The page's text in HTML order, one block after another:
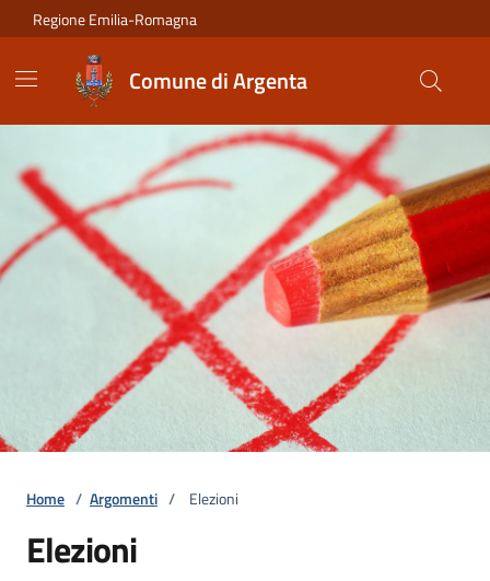
Vai ai contenuti
Vai al footer
Regione Emilia-Romagna
Comune di Argenta
Home / Argomenti / Elezioni
Elezioni